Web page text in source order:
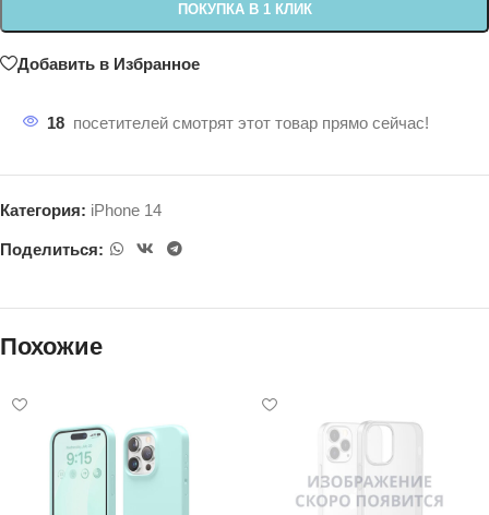
ПОКУПКА В 1 КЛИК
Добавить в Избранное
18 посетителей смотрят этот товар прямо сейчас!
Категория: iPhone 14
Поделиться:
Похожие